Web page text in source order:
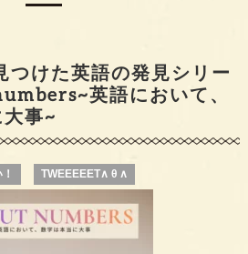
つけた英語の発見シリー
英語において、
事~
TWEEEEET∧ θ ∧